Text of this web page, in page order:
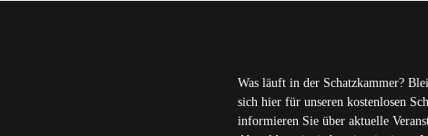
Was läuft in der Schatzkammer?
sich hier für unseren kostenlosen
informieren Sie über aktuelle